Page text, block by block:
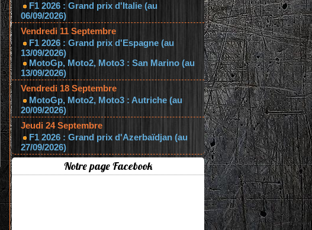
F1 2026 : Grand prix d'Italie (au
06/09/2026)
Vendredi 11 Septembre
F1 2026 : Grand prix d'Espagne (au
13/09/2026)
MotoGp, Moto2, Moto3 : San Marino (au
13/09/2026)
Vendredi 18 Septembre
MotoGp, Moto2, Moto3 : Autriche (au
20/09/2026)
Jeudi 24 Septembre
F1 2026 : Grand prix d'Azerbaïdjan (au
27/09/2026)
Notre page Facebook